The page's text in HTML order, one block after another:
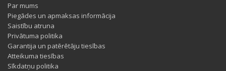
Par mums
Piegādes un apmaksas informācija
Saistību atruna
Privātuma politika
Garantija un patērētāju tiesības
Atteikuma tiesības
Sīkdatņu politika